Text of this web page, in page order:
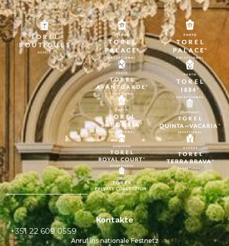
Kontakte
+351 22 609 0559
Anruf ins nationale Festnetz